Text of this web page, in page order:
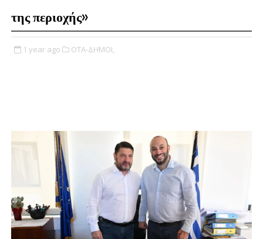
της περιοχής»
1 year ago ΟΤΑ-ΔΗΜΟΙ,